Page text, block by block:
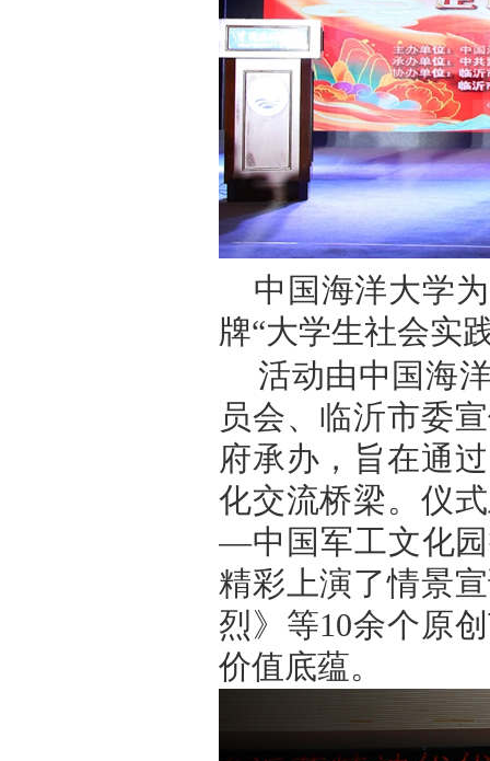
中国海洋大学
牌“大学生社会实
活动由中国海
员会、临沂市委
府承办，旨在通
化交流桥梁。仪
—中国军工文化园
精彩上演了情景
烈》等10余个原
价值底蕴。